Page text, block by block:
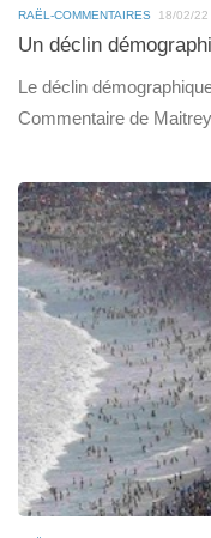
RAËL-COMMENTAIRES 18/02/22
Un déclin
Le déclin
Commentaire de